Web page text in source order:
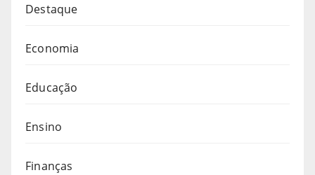
Destaque
Economia
Educação
Ensino
Finanças